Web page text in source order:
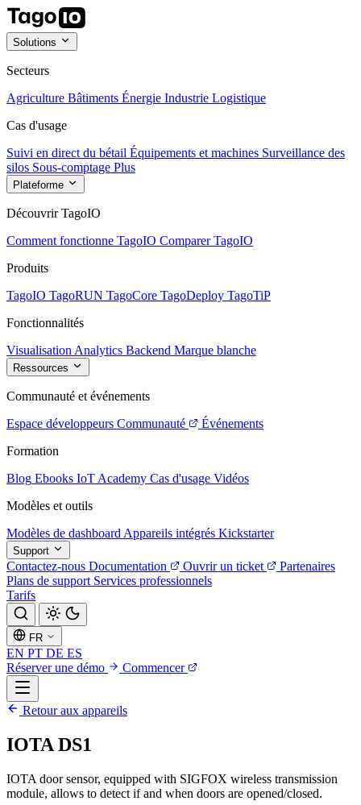
Solutions
Secteurs
Agriculture Bâtiments Énergie Industrie Logistique
Cas d'usage
Suivi en direct du bétail Équipements et machines Surveillance des
silos Sous-comptage Plus
Plateforme
Découvrir TagoIO
Comment fonctionne TagoIO Comparer TagoIO
Produits
TagoIO TagoRUN TagoCore TagoDeploy TagoTiP
Fonctionnalités
Visualisation Analytics Backend Marque blanche
Ressources
Communauté et événements
Espace développeurs Communauté
Événements
Formation
Blog Ebooks IoT Academy Cas d'usage Vidéos
Modèles et outils
Modèles de dashboard Appareils intégrés Kickstarter
Support
Contactez-nous Documentation Ouvrir un ticket
Partenaires
Plans de support Services professionnels
Tarifs
FR
EN PT DE ES
Réserver une démo
Commencer
Retour aux appareils
IOTA DS1
IOTA door sensor, equipped with SIGFOX wireless transmission
module, allows to detect if and when doors are opened/closed.